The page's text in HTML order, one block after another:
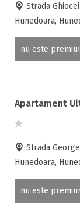
Strada
Hunedoara,
nu este
Apartament
Strada
Hunedoara,
nu este